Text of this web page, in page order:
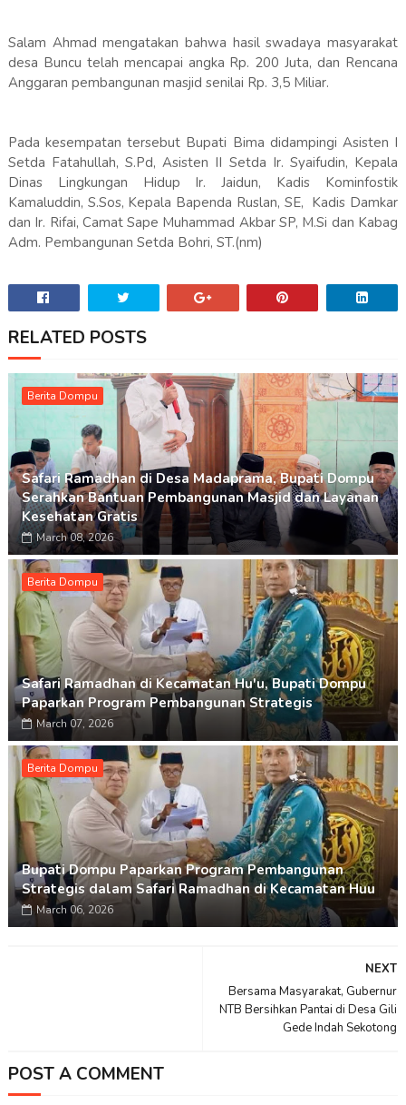
Salam Ahmad mengatakan bahwa hasil swadaya masyarakat
desa Buncu telah mencapai angka Rp. 200 Juta, dan Rencana
Anggaran pembangunan masjid senilai Rp. 3,5 Miliar.
Pada kesempatan tersebut Bupati Bima didampingi Asisten I
Setda Fatahullah, S.Pd, Asisten II Setda Ir. Syaifudin, Kepala
Dinas Lingkungan Hidup Ir. Jaidun, Kadis Kominfostik
Kamaluddin, S.Sos, Kepala Bapenda Ruslan, SE, Kadis Damkar
dan Ir. Rifai, Camat Sape Muhammad Akbar SP, M.Si dan Kabag
Adm. Pembangunan Setda Bohri, ST.(nm)
RELATED POSTS
Berita Dompu
Safari Ramadhan di Desa Madaprama, Bupati Dompu
Serahkan Bantuan Pembangunan Masjid dan Layanan
Kesehatan Gratis
March 08, 2026
Berita Dompu
Safari Ramadhan di Kecamatan Hu'u, Bupati Dompu
Paparkan Program Pembangunan Strategis
March 07, 2026
Berita Dompu
Bupati Dompu Paparkan Program Pembangunan
Strategis dalam Safari Ramadhan di Kecamatan Huu
March 06, 2026
NEXT
Bersama Masyarakat, Gubernur
NTB Bersihkan Pantai di Desa Gili
Gede Indah Sekotong
POST A COMMENT